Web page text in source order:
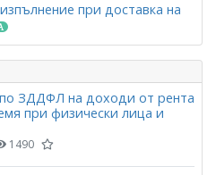
при доставка на
ЗДДФЛ на доходи от рента
при физически лица и
1490